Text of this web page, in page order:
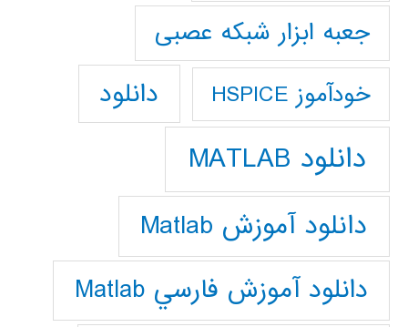
جعبه ابزار شبکه عصبی
خودآموز HSPICE دانلود
دانلود MATLAB
دانلود آموزش Matlab
دانلود آموزش فارسي Matlab